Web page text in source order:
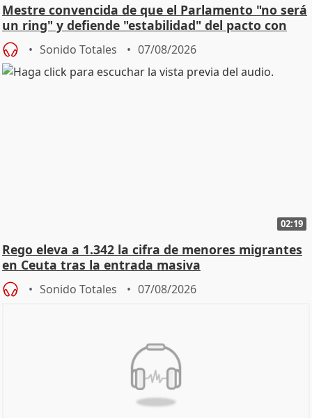
Mestre convencida de que el Parlamento "no será
un ring" y defiende "estabilidad" del pacto con
Vox
Sonido Totales 07/08/2026
02:19
Rego eleva a 1.342 la cifra de menores migrantes
en Ceuta tras la entrada masiva
Sonido Totales 07/08/2026